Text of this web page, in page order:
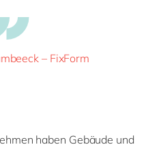
– FixForm
haben Gebäude und